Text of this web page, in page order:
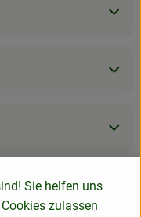
Sie helfen uns
zulassen